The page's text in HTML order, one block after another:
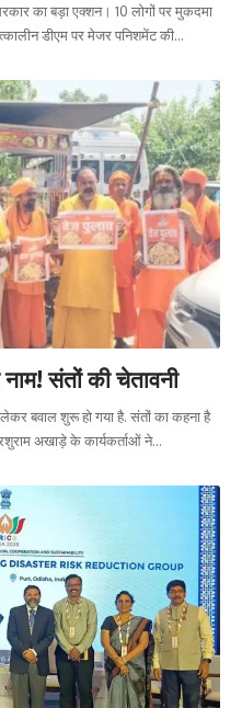
का बड़ा एक्शन। 10 लोगों पर मुकदमा
डीएम पर मेजर पनिशमेंट की…
नाम! संतों की चेतावनी
लेकर बवाल शुरू हो गया है. संतों का कहना है
अखाड़े के कार्यकर्ताओं ने…